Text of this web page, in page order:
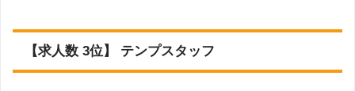
【求人数 3位】 テンプスタッフ